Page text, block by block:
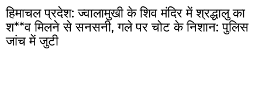
हिमाचल प्रदेश: ज्वालामुखी के शिव मंदिर में श्रद्धालु का
श**व मिलने से सनसनी, गले पर चोट के निशान: पुलिस
जांच में जुटी